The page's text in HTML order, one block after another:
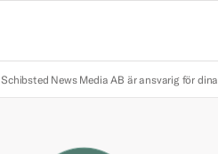
Schibsted News Media AB är ansvarig för